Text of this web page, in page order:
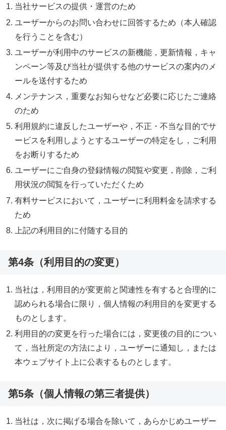
当社サービスの提供・運営のため
ユーザーからのお問い合わせに回答するため（本人確認
を行うことを含む）
ユーザーが利用中のサービスの新機能，更新情報，キャ
ンペーン等及び当社が提供する他のサービスの案内のメ
ールを送付するため
メンテナンス，重要なお知らせなど必要に応じたご連絡
のため
利用規約に違反したユーザーや，不正・不当な目的でサ
ービスを利用しようとするユーザーの特定をし，ご利用
をお断りするため
ユーザーにご自身の登録情報の閲覧や変更，削除，ご利
用状況の閲覧を行っていただくため
有料サービスにおいて，ユーザーに利用料金を請求する
ため
上記の利用目的に付随する目的
第4条（利用目的の変更）
当社は，利用目的が変更前と関連性を有すると合理的に
認められる場合に限り，個人情報の利用目的を変更する
ものとします。
利用目的の変更を行った場合には，変更後の目的につい
て，当社所定の方法により，ユーザーに通知し，または
本ウェブサイト上に公表するものとします。
第5条（個人情報の第三者提供）
当社は，次に掲げる場合を除いて，あらかじめユーザー